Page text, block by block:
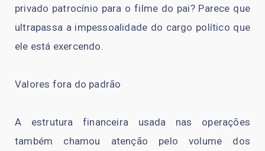
privado patrocínio para o filme do pai? Parece que
ultrapassa a impessoalidade do cargo político que
ele está exercendo.
Valores fora do padrão
A estrutura financeira usada nas operações
também chamou atenção pelo volume dos